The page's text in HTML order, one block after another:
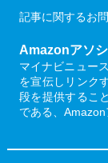
記事に関するお
Amazonアソ
マイナビニュー
を宣伝しリンク
段を提供するこ
である、Amazon